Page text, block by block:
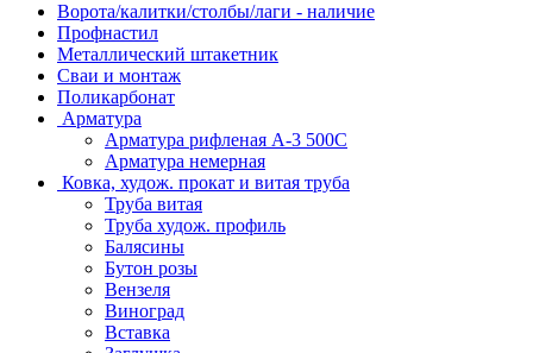
Ворота/калитки/столбы/лаги - наличие
Профнастил
Металлический штакетник
Сваи и монтаж
Поликарбонат
Арматура
Арматура рифленая А-3 500С
Арматура немерная
Ковка, худож. прокат и витая труба
Труба витая
Труба худож. профиль
Балясины
Бутон розы
Вензеля
Виноград
Вставка